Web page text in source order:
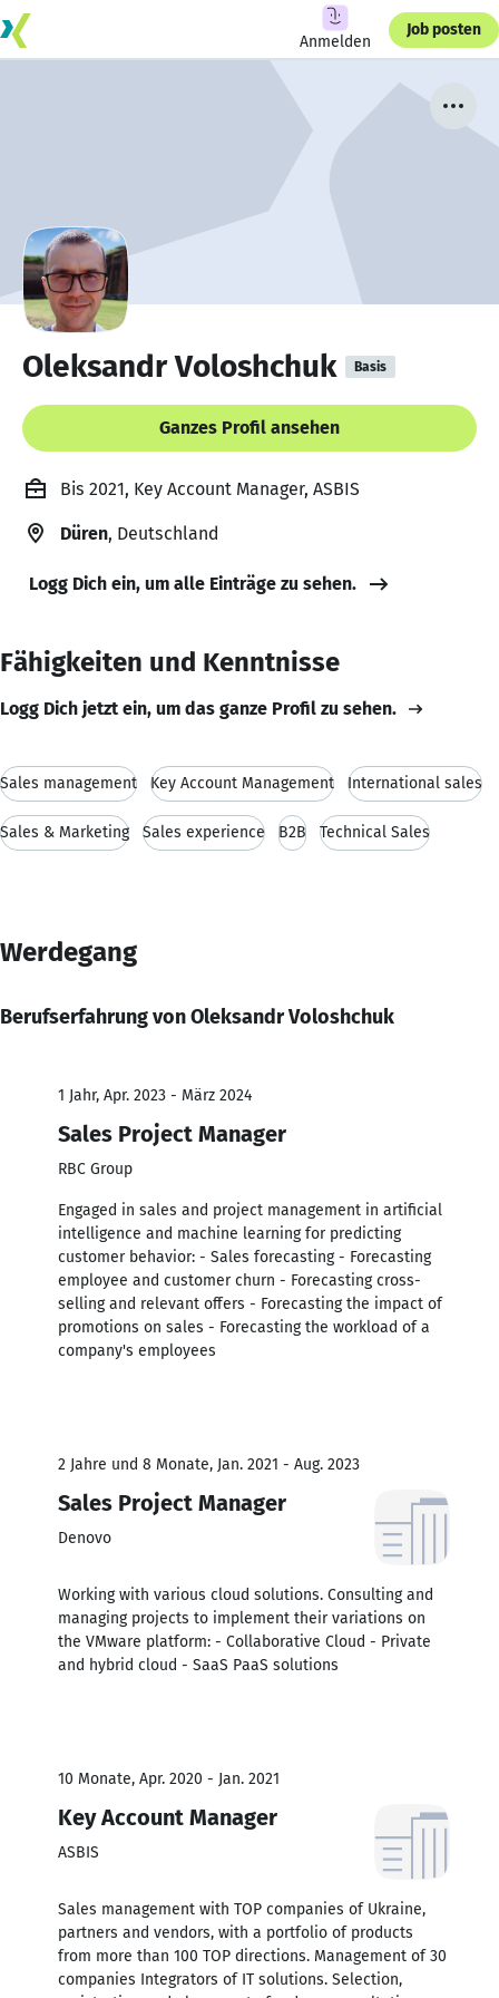
Anmelden
Job posten
Oleksandr Voloshchuk Basis
Ganzes Profil ansehen
Bis 2021, Key Account Manager, ASBIS
Düren, Deutschland
Logg Dich ein, um alle Einträge zu sehen.
Fähigkeiten und Kenntnisse
Logg Dich jetzt ein, um das ganze Profil zu sehen.
Sales management Key Account Management International sales
Sales & Marketing Sales experience B2B Technical Sales
Werdegang
Berufserfahrung von Oleksandr Voloshchuk
1 Jahr, Apr. 2023 - März 2024
Sales Project Manager
RBC Group
Engaged in sales and project management in artificial
intelligence and machine learning for predicting
customer behavior: - Sales forecasting - Forecasting
employee and customer churn - Forecasting cross-
selling and relevant offers - Forecasting the impact of
promotions on sales - Forecasting the workload of a
company's employees
2 Jahre und 8 Monate, Jan. 2021 - Aug. 2023
Sales Project Manager
Denovo
Working with various cloud solutions. Consulting and
managing projects to implement their variations on
the VMware platform: - Collaborative Cloud - Private
and hybrid cloud - SaaS PaaS solutions
10 Monate, Apr. 2020 - Jan. 2021
Key Account Manager
ASBIS
Sales management with TOP companies of Ukraine,
partners and vendors, with a portfolio of products
from more than 100 TOP directions. Management of 30
companies Integrators of IT solutions. Selection,